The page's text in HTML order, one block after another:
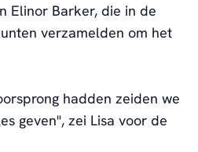
Elinor Barker, die in de
verzamelden om het
hadden zeiden we
geven", zei Lisa voor de